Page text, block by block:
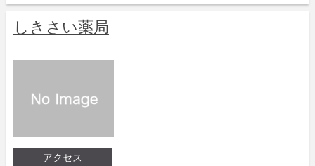
しきさい薬局
アクセス